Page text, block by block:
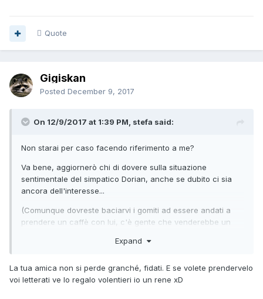
Quote
Gigiskan
Posted December 9, 2017
On 12/9/2017 at 1:39 PM, stefa said:
Non starai per caso facendo riferimento a me?
Va bene, aggiornerò chi di dovere sulla situazione
sentimentale del simpatico Dorian, anche se dubito ci sia
ancora dell'interesse...
(Comunque dovreste baciarvi i gomiti ad essere andati a
prendere un caffè con lui, c'è gente che venderebbe un
Expand
La tua amica non si perde granché, fidati. E se volete prendervelo
voi letterati ve lo regalo volentieri io un rene xD